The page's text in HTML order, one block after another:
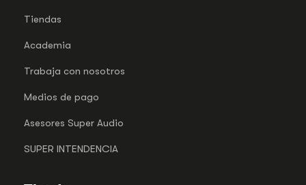
Tiendas
Academia
Trabaja con nosotros
Medios de pago
Asesores Super Audio
SUPER INTENDENCIA